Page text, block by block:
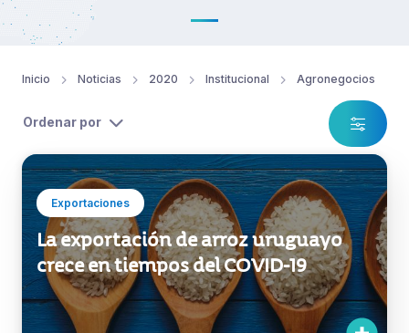
Inicio Noticias 2020 Institucional Agronegocios
Ordenar por
Exportaciones
La exportación de arroz uruguayo
crece en tiempos del COVID-19